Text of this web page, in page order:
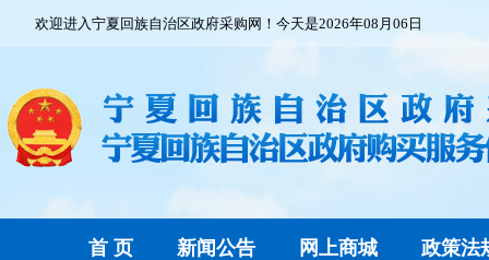
欢迎进入宁夏回族自治区政府采购网！今天是2026年08月06日
首 页 新闻公告 网上商城 政策法